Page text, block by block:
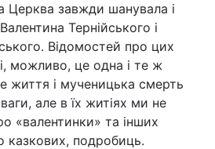
Церква завжди шанувала і
Тернійського і
Відомостей про цих
можливо, це одна і те ж
життя і мученицька смерть
але в їх житіях ми не
«валентинки» та інших
казкових, подробиць.